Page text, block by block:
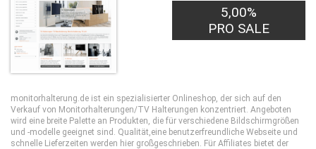
5,00%
PRO SALE
monitorhalterung.de ist ein spezialisierter Onlineshop, der sich auf den
Verkauf von Monitorhalterungen/TV Halterungen konzentriert. Angeboten
wird eine breite Palette an Produkten, die für verschiedene Bildschirmgrößen
und -modelle geeignet sind. Qualität,eine benutzerfreundliche Webseite und
schnelle Lieferzeiten werden hier großgeschrieben. Für Affiliates bietet der